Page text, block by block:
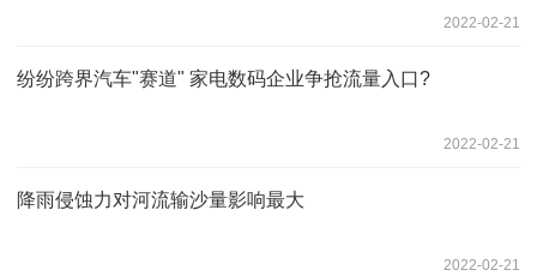
2022-02-21
纷纷跨界汽车"赛道" 家电数码企业争抢流量入口?
2022-02-21
降雨侵蚀力对河流输沙量影响最大
2022-02-21